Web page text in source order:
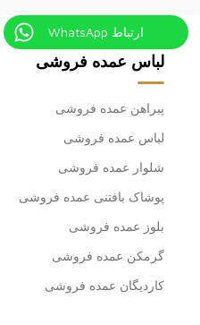
ارتباط WhatsApp
لباس عمده فروشی
پیراهن عمده فروشی
لباس عمده فروشی
شلوار عمده فروشی
پوشاک بافتنی عمده فروشی
بلوز عمده فروشی
گرمکن عمده فروشی
کاردیگان عمده فروشی